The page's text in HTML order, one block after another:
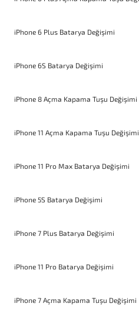
iPhone 6 Plus Batarya Değişimi
iPhone 6S Batarya Değişimi
iPhone 8 Açma Kapama Tuşu Değişimi
iPhone 11 Açma Kapama Tuşu Değişimi
iPhone 11 Pro Max Batarya Değişimi
iPhone 5S Batarya Değişimi
iPhone 7 Plus Batarya Değişimi
iPhone 11 Pro Batarya Değişimi
iPhone 7 Açma Kapama Tuşu Değişimi